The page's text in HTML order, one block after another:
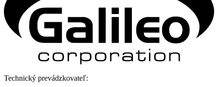
Technický prevádzkovateľ: